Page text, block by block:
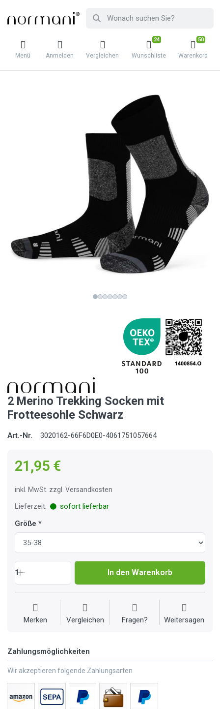
Menü Anmelden Vergleichen
24
Wunschliste
50
Warenkorb
2 Merino Trekking Socken mit
Frotteesohle Schwarz
Art.-Nr. 3020162-66F6D0E0-4061751057664
21,95 €
inkl. MwSt. zzgl. Versandkosten
Lieferzeit:
sofort lieferbar
Größe
1 In den Warenkorb
Merken Vergleichen Fragen? Weitersagen
Zahlungsmöglichkeiten
Wir akzeptieren folgende Zahlungsarten